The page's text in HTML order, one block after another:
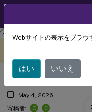
Citrix DaaS
Citrix 接続ト
May 4, 2026
寄稿者:
C C
Webサイトの表示をブラウ
はい いいえ